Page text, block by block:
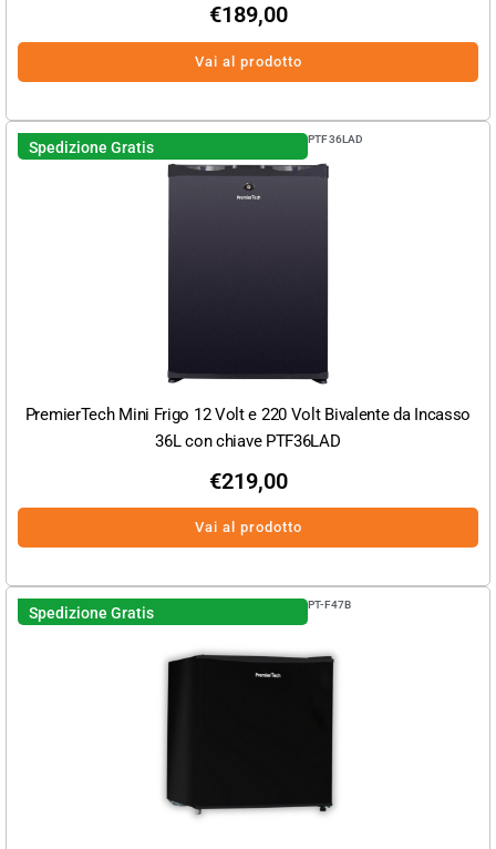
€189,00
Vai al prodotto
Spedizione Gratis PTF36LAD
PremierTech Mini Frigo 12 Volt e 220 Volt Bivalente da Incasso
36L con chiave PTF36LAD
€219,00
Vai al prodotto
Spedizione Gratis PT-F47B